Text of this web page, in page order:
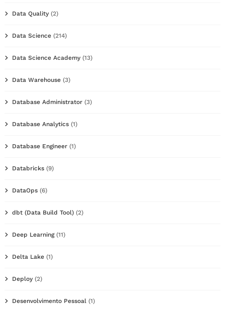
Data Quality (2)
Data Science (214)
Data Science Academy (13)
Data Warehouse (3)
Database Administrator (3)
Database Analytics (1)
Database Engineer (1)
Databricks (9)
DataOps (6)
dbt (Data Build Tool) (2)
Deep Learning(11)
Delta Lake (1)
Deploy (2)
Desenvolvimento Pessoal (1)